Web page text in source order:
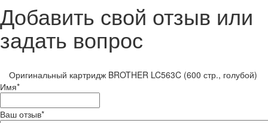
Добавить свой отзыв или
задать вопрос
Оригинальный картридж BROTHER LC563C (600 стр., голубой)
Имя*
Ваш отзыв*